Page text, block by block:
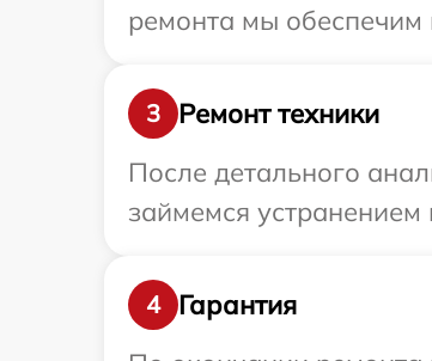
ремонта мы обеспечим
3
Ремонт техники
После детального
займемся устранением
4
Гарантия